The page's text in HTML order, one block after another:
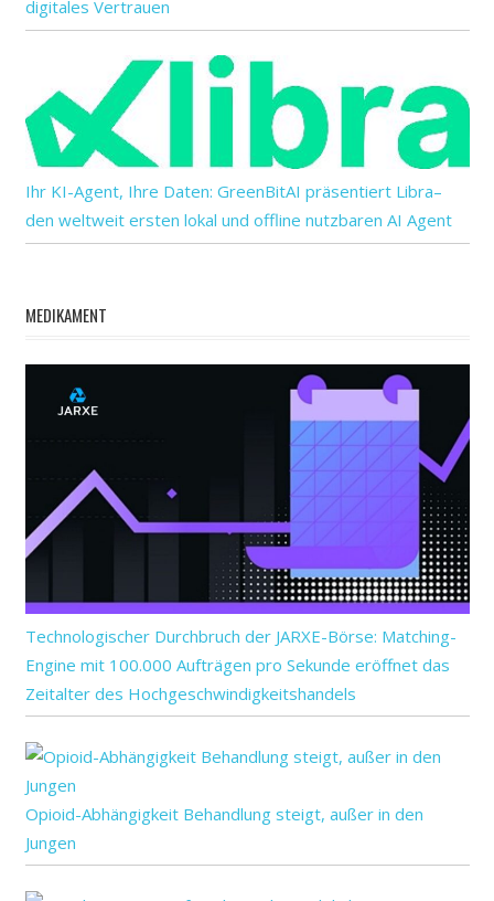
digitales Vertrauen
Ihr KI-Agent, Ihre Daten: GreenBitAI präsentiert Libra–
den weltweit ersten lokal und offline nutzbaren AI Agent
MEDIKAMENT
Technologischer Durchbruch der JARXE-Börse: Matching-
Engine mit 100.000 Aufträgen pro Sekunde eröffnet das
Zeitalter des Hochgeschwindigkeitshandels
Opioid-Abhängigkeit Behandlung steigt, außer in den
Jungen